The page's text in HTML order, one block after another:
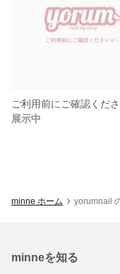
ご利用前にご確認くだ
展示中
minne ホーム yorumnail
minneを知る